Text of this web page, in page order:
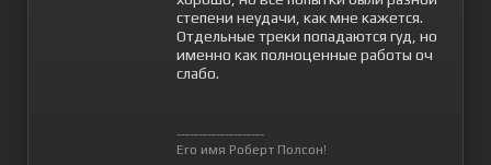
степени неудачи, как мне кажется.
Отдельные треки попадаются гуд, но
именно как полноценные работы оч
слабо.
--------------------
Его имя Роберт Полсон!